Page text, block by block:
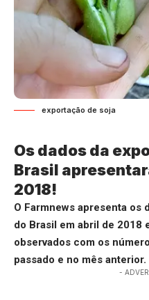
exportação de soja
Os dados da
Brasil
2018!
O Farmnews apresenta os
do Brasil em abril de 2018
observados com os
passado e no mês anterior.
-